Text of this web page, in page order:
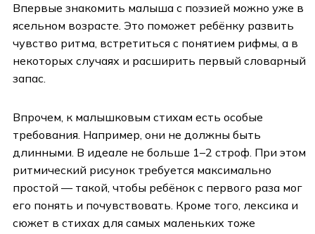
Впервые знакомить малыша с поэзией можно уже в
ясельном возрасте. Это поможет ребёнку развить
чувство ритма, встретиться с понятием рифмы, а в
некоторых случаях и расширить первый словарный
запас.
Впрочем, к малышковым стихам есть особые
требования. Например, они не должны быть
длинными. В идеале не больше 1–2 строф. При этом
ритмический рисунок требуется максимально
простой — такой, чтобы ребёнок с первого раза мог
его понять и почувствовать. Кроме того, лексика и
сюжет в стихах для самых маленьких тоже